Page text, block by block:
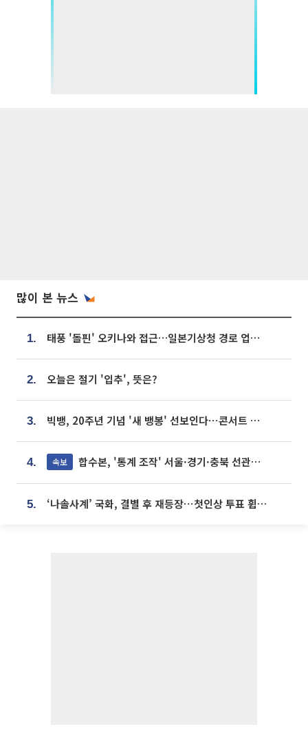
많이 본 뉴스
1. 태풍 '돌핀' 오키나와 접근…일본기상청 경로 업데이트
2. 오늘은 절기 '입추', 뜻은?
3. 빅뱅, 20주년 기념 '새 뱅봉' 선보인다⋯콘서트 앞두고 팝업 개최
4. 속보 합수본, '통계 조작' 서울·경기·충북 선관위 등 추가 압수수색
5. ‘나솔사계’ 국화, 결별 후 재등장⋯첫인상 투표 휩쓸고 ‘인기녀’ 등극